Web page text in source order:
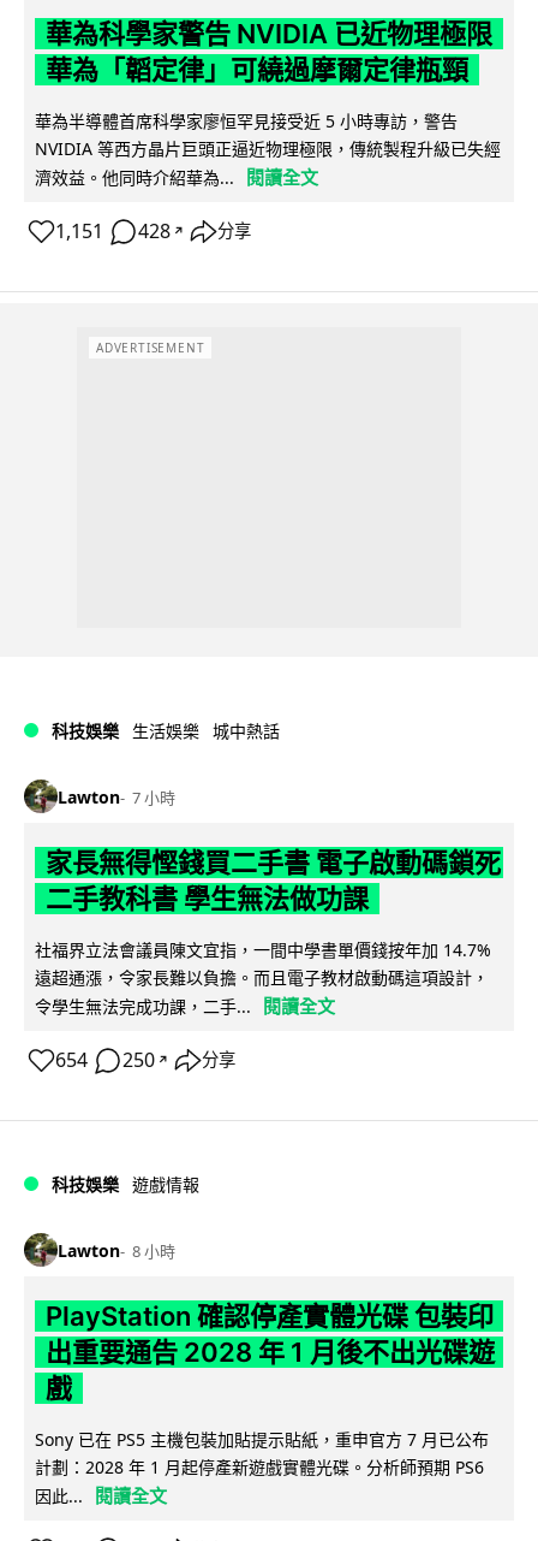
華為科學家警告 NVIDIA 已近物理極限
華為「韜定律」可繞過摩爾定律瓶頸
華為半導體首席科學家廖恒罕見接受近 5 小時專訪，警告
NVIDIA 等西方晶片巨頭正逼近物理極限，傳統製程升級已失經
濟效益。他同時介紹華為...
閱讀全文
1,151 428 ↗ 分享
ADVERTISEMENT
科技娛樂 生活娛樂 城中熱話
Lawton 7 小時
家長無得慳錢買二手書 電子啟動碼鎖死
二手教科書 學生無法做功課
社福界立法會議員陳文宜指，一間中學書單價錢按年加 14.7%
遠超通漲，令家長難以負擔。而且電子教材啟動碼這項設計，
令學生無法完成功課，二手...
閱讀全文
654 250 ↗ 分享
科技娛樂 遊戲情報
Lawton 8 小時
PlayStation 確認停產實體光碟 包裝印
出重要通告 2028 年 1 月後不出光碟遊
戲
Sony 已在 PS5 主機包裝加貼提示貼紙，重申官方 7 月已公布
計劃：2028 年 1 月起停產新遊戲實體光碟。分析師預期 PS6
因此...
閱讀全文